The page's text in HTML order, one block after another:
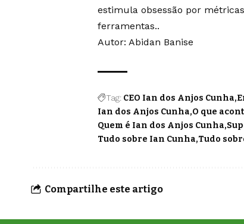
estimula obsessão por
ferramentas..
Autor: Abidan Banise
Tag: CEO Ian dos Anjos Cunha
Ian dos Anjos Cunha O que
Quem é Ian dos Anjos Cunha
Tudo sobre Ian Cunha Tudo
Compartilhe este artigo